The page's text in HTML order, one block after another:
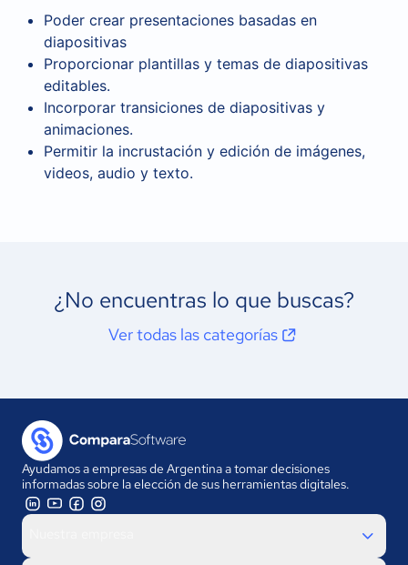
Poder crear presentaciones basadas en
diapositivas
Proporcionar plantillas y temas de diapositivas
editables.
Incorporar transiciones de diapositivas y
animaciones.
Permitir la incrustación y edición de imágenes,
videos, audio y texto.
¿No encuentras lo que buscas?
Ver todas las categorías
Ayudamos a empresas de Argentina a tomar decisiones
informadas sobre la elección de sus herramientas digitales.